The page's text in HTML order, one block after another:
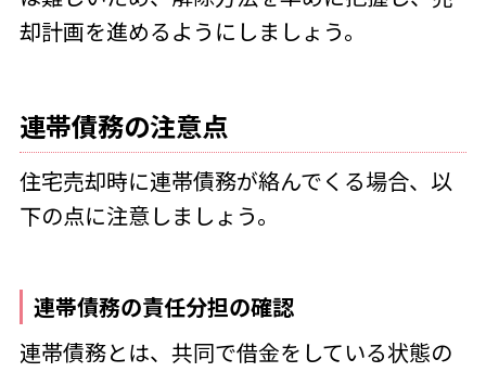
却計画を進めるようにしましょう。
連帯債務の注意点
住宅売却時に連帯債務が絡んでくる場合、以
下の点に注意しましょう。
連帯債務の責任分担の確認
連帯債務とは、共同で借金をしている状態の